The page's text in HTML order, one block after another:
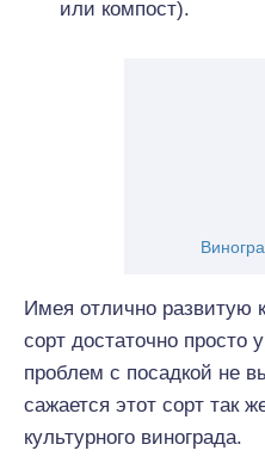
или компост).
Имея отлично развитую
сорт достаточно просто
проблем с посадкой не
сажается этот сорт так
культурного винограда.